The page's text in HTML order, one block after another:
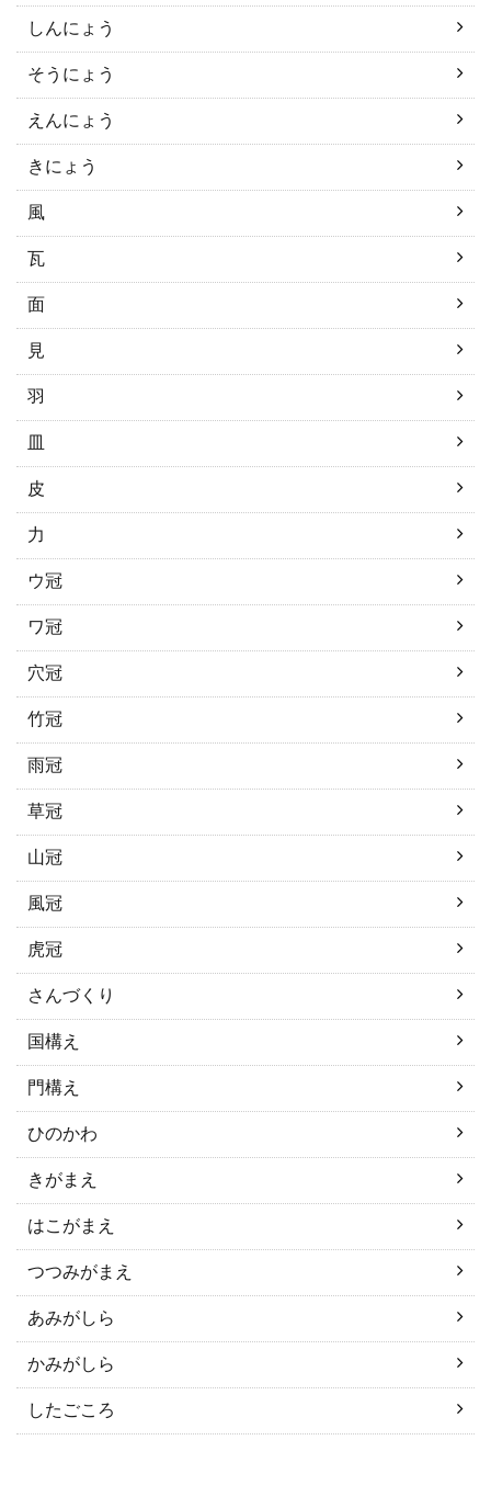
しんにょう
そうにょう
えんにょう
きにょう
風
瓦
面
見
羽
皿
皮
力
ウ冠
ワ冠
穴冠
竹冠
雨冠
草冠
山冠
風冠
虎冠
さんづくり
国構え
門構え
ひのかわ
きがまえ
はこがまえ
つつみがまえ
あみがしら
かみがしら
したごころ